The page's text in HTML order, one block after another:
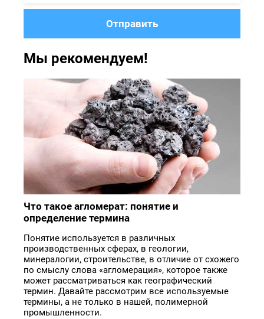
Отправить
Мы рекомендуем!
Что такое агломерат: понятие и
определение термина
Понятие используется в различных
производственных сферах, в геологии,
минералогии, строительстве, в отличие от схожего
по смыслу слова «агломерация», которое также
может рассматриваться как географический
термин. Давайте рассмотрим все используемые
термины, а не только в нашей, полимерной
промышленности.